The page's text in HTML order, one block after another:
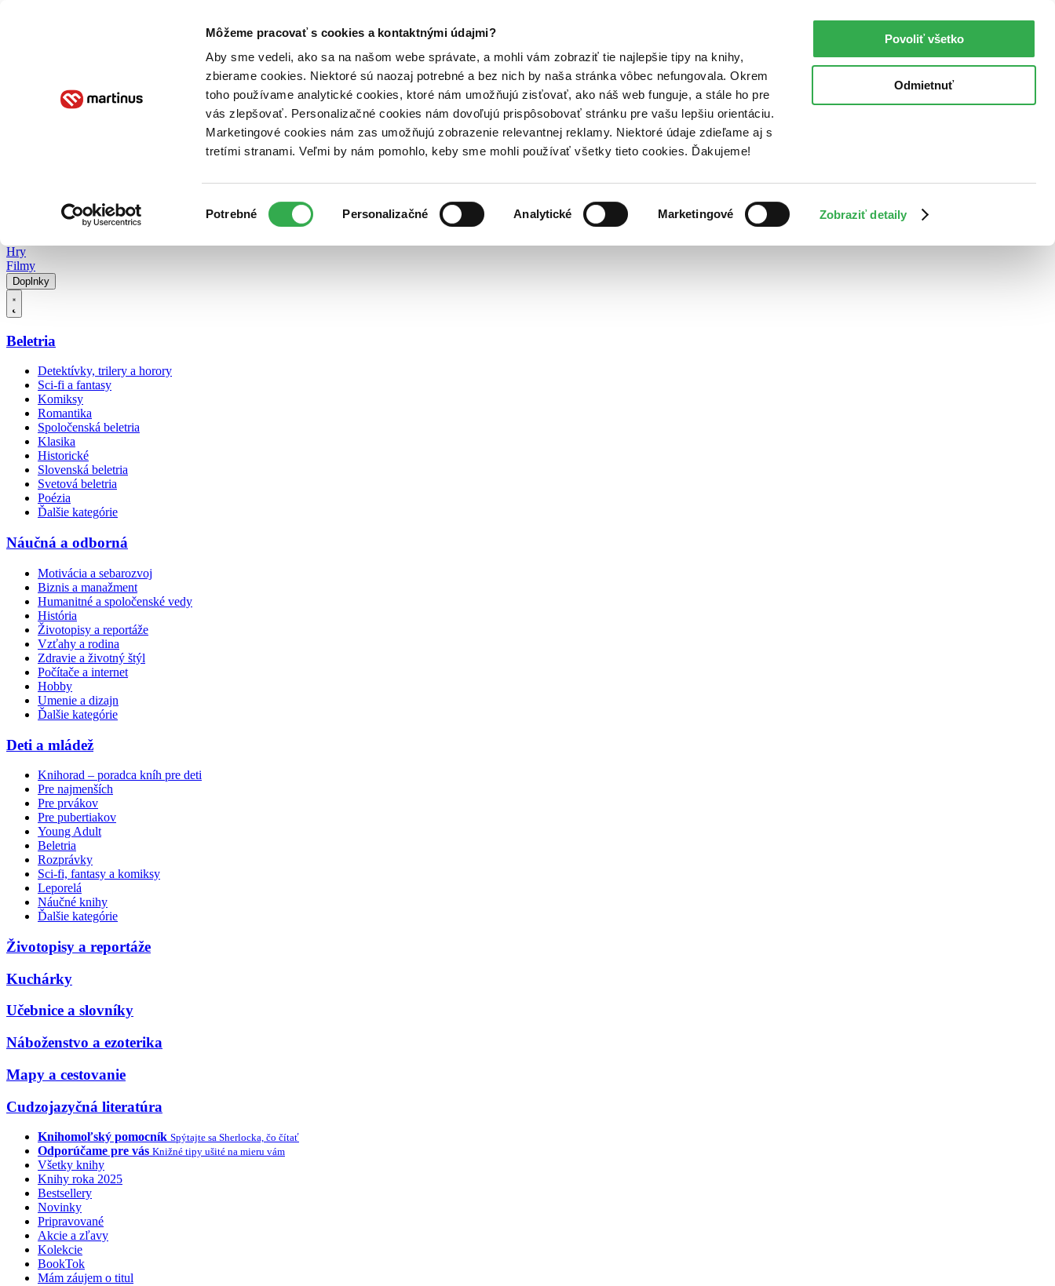
Môžeme pracovať s cookies a kontaktnými údajmi?
Aby sme vedeli, ako sa na našom webe správate, a mohli vám zobraziť tie najlepšie tipy na knihy,
zbierame cookies. Niektoré sú naozaj potrebné a bez nich by naša stránka vôbec nefungovala. Okrem
toho používame analytické cookies, ktoré nám umožňujú zisťovať, ako náš web funguje, a stále ho pre
vás zlepšovať. Personalizačné cookies nám dovoľujú prispôsobovať stránku pre vašu lepšiu orientáciu.
Marketingové cookies nám zas umožňujú zobrazenie relevantnej reklamy. Niektoré údaje zdieľame aj s
tretími stranami. Veľmi by nám pomohlo, keby sme mohli používať všetky tieto cookies. Ďakujeme!
súhlasu
Potrebné Personalizačné Analytické Marketingové Zobraziť detaily
Povoliť všetko
Odmietnuť
Poukážky Kontakt
Hry
Filmy
Doplnky
Beletria
Detektívky, trilery a horory
Sci-fi a fantasy
Komiksy
Romantika
Spoločenská beletria
Klasika
Historické
Slovenská beletria
Svetová beletria
Poézia
Ďalšie kategórie
Náučná a odborná
Motivácia a sebarozvoj
Biznis a manažment
Humanitné a spoločenské vedy
História
Životopisy a reportáže
Vzťahy a rodina
Zdravie a životný štýl
Počítače a internet
Hobby
Umenie a dizajn
Ďalšie kategórie
Deti a mládež
Knihorad – poradca kníh pre deti
Pre najmenších
Pre prvákov
Pre pubertiakov
Young Adult
Beletria
Rozprávky
Sci-fi, fantasy a komiksy
Leporelá
Náučné knihy
Ďalšie kategórie
Životopisy a reportáže
Kuchárky
Učebnice a slovníky
Náboženstvo a ezoterika
Mapy a cestovanie
Cudzojazyčná literatúra
Knihomoľský pomocník Spýtajte sa Sherlocka, čo čítať
Odporúčame pre vás Knižné tipy ušité na mieru vám
Všetky knihy
Knihy roka 2025
Bestsellery
Novinky
Pripravované
Akcie a zľavy
Kolekcie
BookTok
Mám záujem o titul